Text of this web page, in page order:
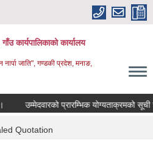
गाँउ कार्यपालिकाको कार्यालय
नार्पा जाति", गण्डकी प्रदेश, मनाङ,
उम्मेदवारको प्रारम्भिक योग्यताक्रमको सूची
Quotation